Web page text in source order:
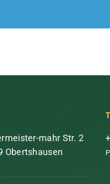
mahr Str. 2
Obertshausen